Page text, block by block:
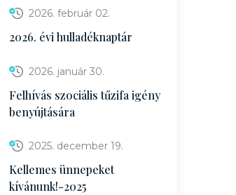
2026. február 02.
2026. évi hulladéknaptár
2026. január 30.
Felhívás szociális tűzifa igény
benyújtására
2025. december 19.
Kellemes ünnepeket
kívánunk!-2025